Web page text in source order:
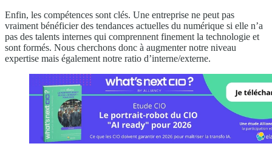
Enfin, les compétences sont clés. Une entreprise ne peut pas
vraiment bénéficier des tendances actuelles du numérique si elle n’a
pas des talents internes qui comprennent finement la technologie et
sont formés. Nous cherchons donc à augmenter notre niveau
expertise mais également notre ratio d’interne/externe.